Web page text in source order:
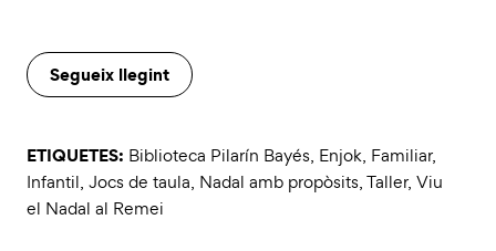
Segueix llegint
ETIQUETES: Biblioteca Pilarín Bayés, Enjok, Familiar,
Infantil, Jocs de taula, Nadal amb propòsits,Taller, Viu
el Nadal al Remei